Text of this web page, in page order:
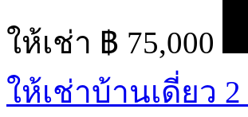
ให้เช่า ฿ 75,000
ให้เช่าบ้านเดี่ยว